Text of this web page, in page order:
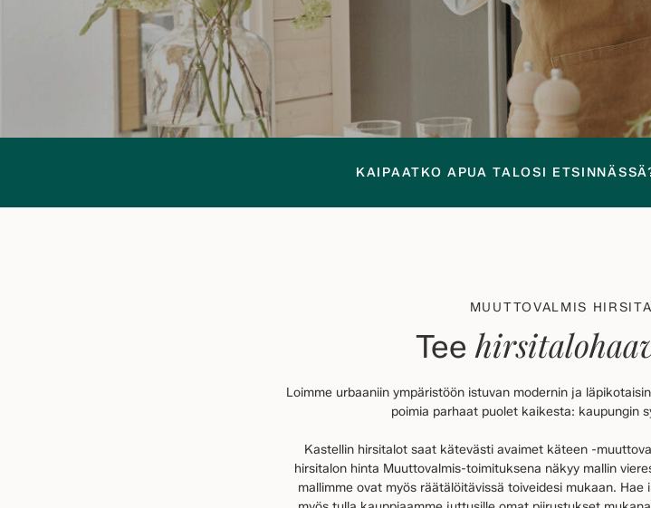
KAIPAATKO APUA TALOSI
MUUTTOVALMIS
Tee
Loimme urbaaniin ympäristöön istuvan modernin ja
poimia parhaat puolet kaikesta: kaupungin
Kastellin hirsitalot saat kätevästi avaimet käteen -
hirsitalon hinta Muuttovalmis-toimituksena näkyy mallin
mallimme ovat myös räätälöitävissä toiveidesi mukaan.